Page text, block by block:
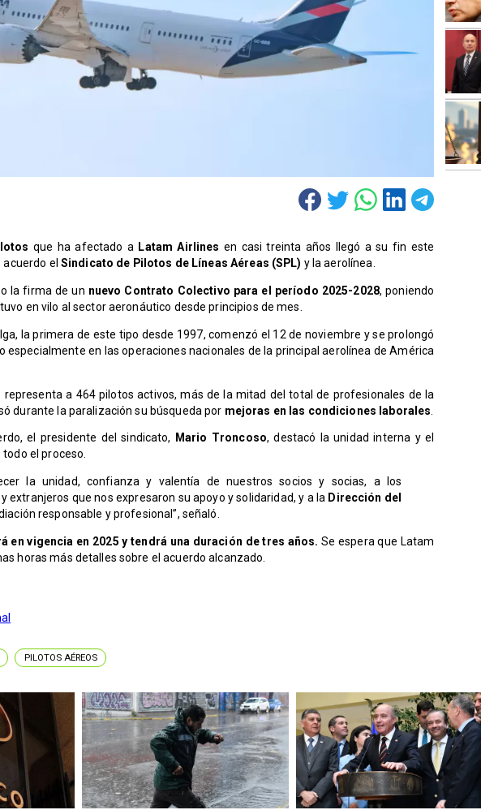
que ha afectado a Latam Airlines en casi treinta años llegó a su fin este
el Sindicato de Pilotos de Líneas Aéreas (SPL) y la aerolínea.
la firma de un nuevo Contrato Colectivo para el período 2025-2028, poniendo
en vilo al sector aeronáutico desde principios de mes.
la primera de este tipo desde 1997, comenzó el 12 de noviembre y se prolongó
especialmente en las operaciones nacionales de la principal aerolínea de América
representa a 464 pilotos activos, más de la mitad del total de profesionales de la
durante la paralización su búsqueda por mejoras en las condiciones laborales
el presidente del sindicato, Mario Troncoso, destacó la unidad interna y el
el proceso.
la unidad, confianza y valentía de nuestros socios y socias, a los
extranjeros que nos expresaron su apoyo y solidaridad, y a la Dirección del
responsable y profesional”, señaló.
en vigencia en 2025 y tendrá una duración de tres años. Se espera que Latam
horas más detalles sobre el acuerdo alcanzado.
PILOTOS AÉREOS